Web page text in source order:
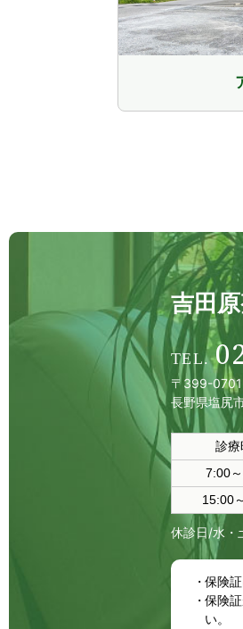
吉田
〒399-0701
長野県塩尻
診療
7:00
15:00
休診日/水・
保険
保険
い。